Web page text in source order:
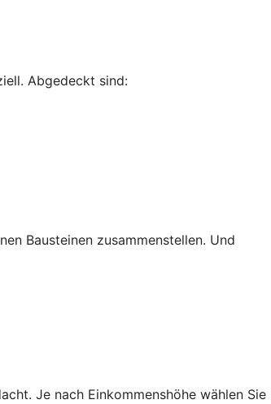
Abgedeckt sind:
Bausteinen zusammenstellen. Und
Je nach Einkommenshöhe wählen Sie